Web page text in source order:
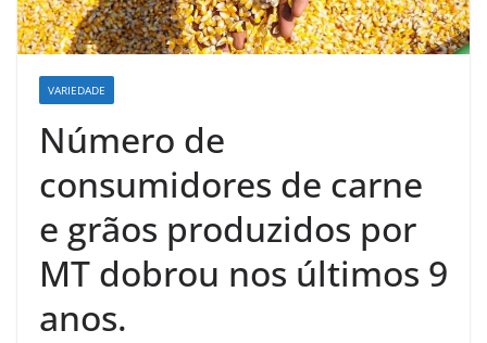
VARIEDADE
Número de
consumidores de carne
e grãos produzidos por
MT dobrou nos últimos 9
anos.